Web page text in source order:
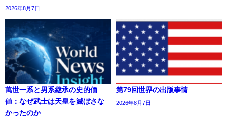
2026年8月7日
萬世一系と男系継承の史的価
値：なぜ武士は天皇を滅ぼさな
かったのか
第79回世界の出版事情
2026年8月7日